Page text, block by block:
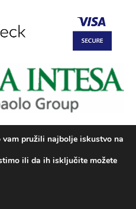
pružili najbolje iskustvo na
ili da ih isključite možete